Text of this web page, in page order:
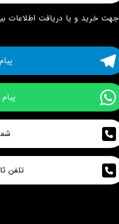
جهت خرید و یا دریافت اطلاعات
تلفن